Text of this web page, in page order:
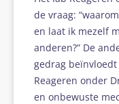
de vraag:
en laat ik mezelf
anderen?” De
gedrag
Reageren onder
en onbewuste